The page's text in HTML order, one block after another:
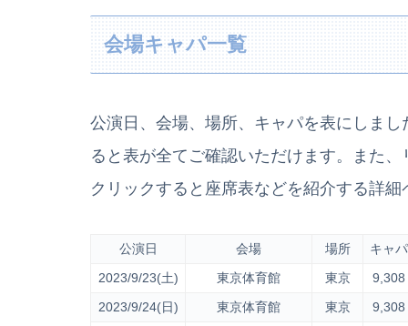
会場キャパ一覧
公演日、会場、場所、キャパを表にしま
ると表が全てご確認いただけます。また
クリックすると座席表などを紹介する詳細
公演日 会場 場所 キャパ
2023/9/23(土)
東京体育館 東京 9,308
2023/9/24(日)
東京体育館 東京 9,308